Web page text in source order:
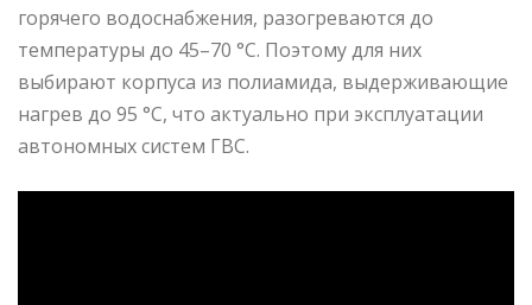
горячего водоснабжения, разогреваются до
температуры до 45–70 °C. Поэтому для них
выбирают корпуса из полиамида, выдерживающие
нагрев до 95 °C, что актуально при эксплуатации
автономных систем ГВС.